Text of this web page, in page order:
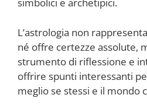
simbolici e archetipici.
L’astrologia non
né offre certezze assolute,
strumento di riflessione e
offrire spunti interessanti
meglio se stessi e il mondo